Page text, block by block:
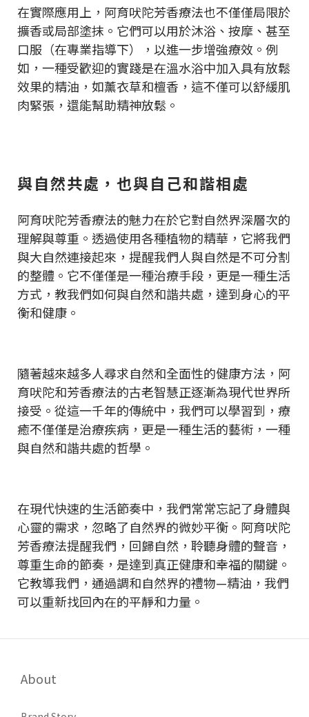
在實際應用上，阿育吠陀芳香療法也不僅僅局限於
擴香或局部塗抹。它們可以用於沐浴、按摩、甚至
口服（在專業指導下），以進一步增強療效。例
如，一種受歡迎的實踐是在溫水浴中加入具有放鬆
效果的精油，如薰衣草和檀香，這不僅可以舒緩肌
肉緊張，還能幫助精神放鬆。
與自然共處，也與自己和諧相處
阿育吠陀芳香療法的魅力在於它對自然界深層次的
理解與尊重。透過使用各種植物的精華，它將我們
與大自然連接起來，提醒我們人與自然是不可分割
的整體。它不僅僅是一種治療手段，更是一種生活
方式，教我們如何與自然和諧共處，達到身心的平
衡和健康。
隨著越來越多人尋求自然和全面性的健康方法，阿
育吠陀和芳香療法的古老智慧正逐漸為現代世界所
接受。從這一千年的傳統中，我們可以學習到，療
癒不僅僅是治療疾病，更是一種生活的藝術，一種
與自然和諧共處的哲學。
在現代快速的生活節奏中，我們常常忘記了身體與
心靈的需求，忽略了自然界的微妙平衡。阿育吠陀
芳香療法提醒我們，回歸自然，聆聽身體的聲音，
尊重生命的節奏，是達到真正健康和幸福的關鍵。
它教導我們，通過調和自然界的禮物—精油，我們
可以重新找回內在的平靜和力量。
About